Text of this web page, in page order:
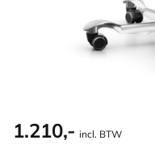
1.210,- incl. BTW